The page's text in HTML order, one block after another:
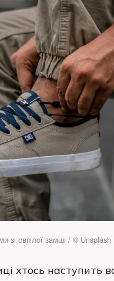
зі світлої замші / © Unsplash
хтось наступить